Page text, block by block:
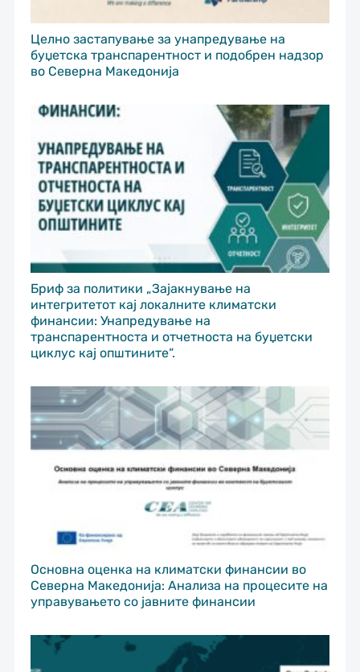
Целно застапување за унапредување на
буџетска транспарентност и подобрен надзор
во Северна Македонија
Бриф за политики „Зајакнување на
интегритетот кај локалните климатски
финансии: Унапредување на
транспарентноста и отчетноста на буџетски
циклус кај општините“.
Основна оценка на климатски финансии во
Северна Македонија: Анализа на процесите на
управувањето со јавните финансии